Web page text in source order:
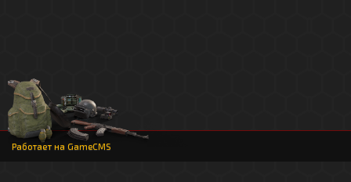
Работает на GameCMS